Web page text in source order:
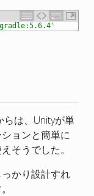
らは、Unityが単
ョンと簡単に
そうでした。
かり設計すれ